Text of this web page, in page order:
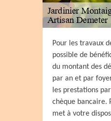
Pour les travaux
possible de
du montant des
par an et par
les prestations
chèque bancaire.
met à votre